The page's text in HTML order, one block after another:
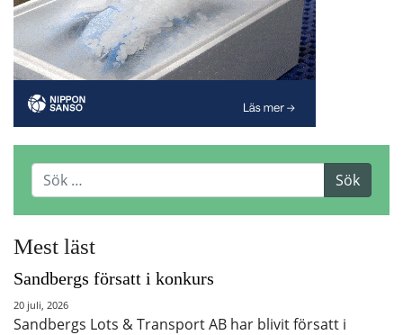
Mest läst
Sandbergs försatt i konkurs
20 juli, 2026
Sandbergs Lots & Transport AB har blivit försatt i